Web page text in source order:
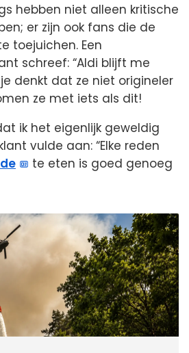
hebben niet alleen kritische
er zijn ook fans die de
toejuichen. Een
schreef: “Aldi blijft me
denkt dat ze niet origineler
ze met iets als dit!
ik het eigenlijk geweldig
vulde aan: “Elke reden
te eten is goed genoeg